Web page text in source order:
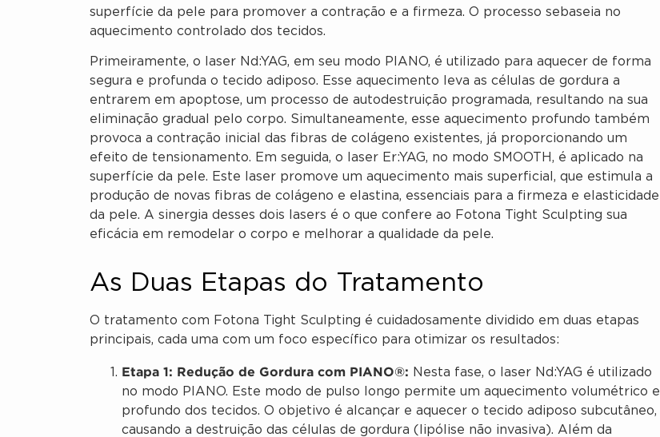
superfície da pele para promover a contração e a firmeza. O processo sebaseia no
aquecimento controlado dos tecidos.
Primeiramente, o laser Nd:YAG, em seu modo PIANO, é utilizado para aquecer de forma
segura e profunda o tecido adiposo. Esse aquecimento leva as células de gordura a
entrarem em apoptose, um processo de autodestruição programada, resultando na sua
eliminação gradual pelo corpo. Simultaneamente, esse aquecimento profundo também
provoca a contração inicial das fibras de colágeno existentes, já proporcionando um
efeito de tensionamento. Em seguida, o laser Er:YAG, no modo SMOOTH, é aplicado na
superfície da pele. Este laser promove um aquecimento mais superficial, que estimula a
produção de novas fibras de colágeno e elastina, essenciais para a firmeza e elasticidade
da pele. A sinergia desses dois lasers é o que confere ao Fotona Tight Sculpting sua
eficácia em remodelar o corpo e melhorar a qualidade da pele.
As Duas Etapas do Tratamento
O tratamento com Fotona Tight Sculpting é cuidadosamente dividido em duas etapas
principais, cada uma com um foco específico para otimizar os resultados:
Etapa 1: Redução de Gordura com PIANO®: Nesta fase, o laser Nd:YAG é utilizado
no modo PIANO. Este modo de pulso longo permite um aquecimento volumétrico e
profundo dos tecidos. O objetivo é alcançar e aquecer o tecido adiposo subcutâneo,
causando a destruição das células de gordura (lipólise não invasiva). Além da